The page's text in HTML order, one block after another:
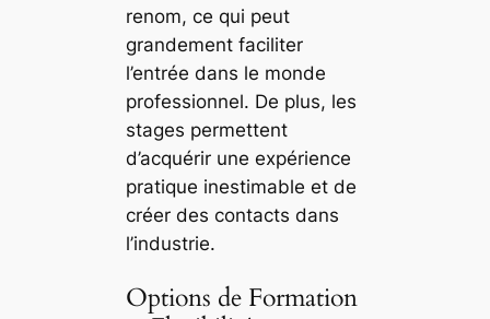
renom, ce qui peut
grandement faciliter
l’entrée dans le monde
professionnel. De plus, les
stages permettent
d’acquérir une expérience
pratique inestimable et de
créer des contacts dans
l’industrie.
Options de Formation